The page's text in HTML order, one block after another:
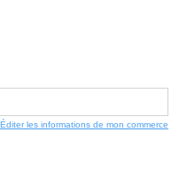
Éditer les informations de mon commerce